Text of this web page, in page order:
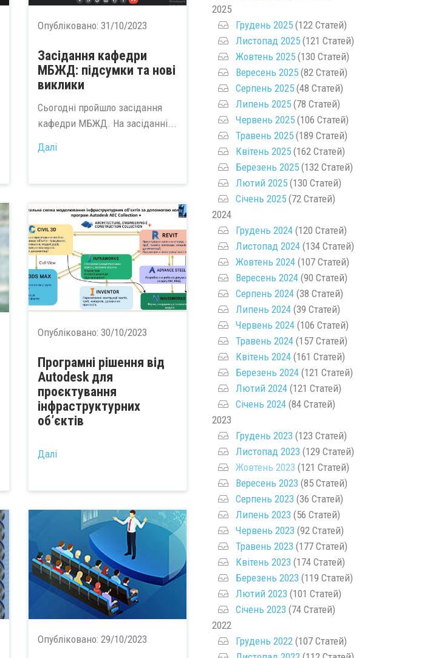
Опубліковано: 31/10/2023
Засідання кафедри
МБЖД: підсумки та нові
виклики
Сьогодні пройшло засідання
кафедри МБЖД. На засіданні...
Далі
Опубліковано: 30/10/2023
Програмні рішення від
Autodesk для
проєктування
інфраструктурних
об’єктів
Далі
Опубліковано: 29/10/2023
2025
Грудень 2025(122 Статей)
Листопад 2025(121 Статей)
Жовтень 2025(130 Статей)
Вересень 2025(82 Статей)
Серпень 2025(48 Статей)
Липень 2025(78 Статей)
Червень 2025(106 Статей)
Травень 2025(189 Статей)
Квітень 2025(162 Статей)
Березень 2025(132 Статей)
Лютий 2025(130 Статей)
Січень 2025(72 Статей)
2024
Грудень 2024(120 Статей)
Листопад 2024(134 Статей)
Жовтень 2024(107 Статей)
Вересень 2024(90 Статей)
Серпень 2024(38 Статей)
Липень 2024(39 Статей)
Червень 2024(106 Статей)
Травень 2024(157 Статей)
Квітень 2024(161 Статей)
Березень 2024(121 Статей)
Лютий 2024(121 Статей)
Січень 2024(84 Статей)
2023
Грудень 2023 (123 Статей)
Листопад 2023 (129 Статей)
Жовтень 2023 (121 Статей)
Вересень 2023 (85 Статей)
Серпень 2023 (36 Статей)
Липень 2023 (56 Статей)
Червень 2023 (92 Статей)
Травень 2023 (177 Статей)
Квітень 2023 (174 Статей)
Березень 2023 (119 Статей)
Лютий 2023 (101 Статей)
Січень 2023 (74 Статей)
2022
Грудень 2022(107 Статей)